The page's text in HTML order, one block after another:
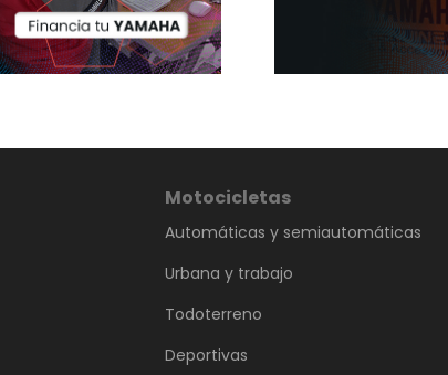
Motocicletas
Automáticas y semiautomáticas
Urbana y trabajo
Todoterreno
Deportivas